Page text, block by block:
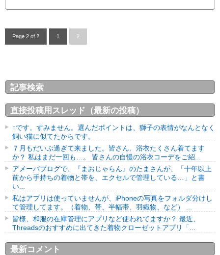
Page 2 of 2 1 2
記事検索
直接投稿用スレッド（最新の投稿）
↑です。すみません。選んだポイントは、獅子の表情がなんとなく
飼い猫に似てたからです。
７月もだいぶ過ぎて来ました。皆さん、浴衣たくさん着てます
か？ 私はまだ一回も…。 皆さんの自慢の浴衣コーデをご紹...
アメーバブログで、『まおじゃらん』のたまさんが、「十年以上
前から手持ちの着物と帯を、エクセルで管理している…」と書
い...
私はアプリは使っていませんが、iPhoneの写真をフォルダ分けし
て管理してます。（着物、帯、半幅帯、羽織物、など） ...
皆様、和服の在庫管理にアプリなど使われてますか？ 最近、
Threadsのおすすめに出てきた着物クローゼットアプリ「...
最新コメント